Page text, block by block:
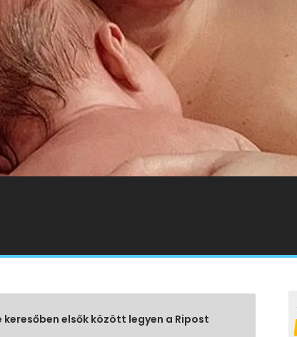
elsők között legyen a Ripost